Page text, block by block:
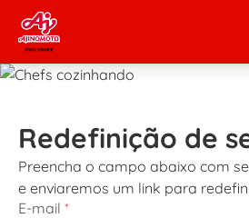
Redefinição de
Preencha o campo abaixo com
e enviaremos um link para
E-mail *